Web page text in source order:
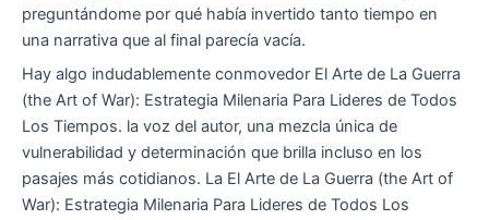
preguntándome por qué había invertido tanto tiempo en
una narrativa que al final parecía vacía.
Hay algo indudablemente conmovedor El Arte de La Guerra
(the Art of War): Estrategia Milenaria Para Lideres de Todos
Los Tiempos. la voz del autor, una mezcla única de
vulnerabilidad y determinación que brilla incluso en los
pasajes más cotidianos. La El Arte de La Guerra (the Art of
War): Estrategia Milenaria Para Lideres de Todos Los